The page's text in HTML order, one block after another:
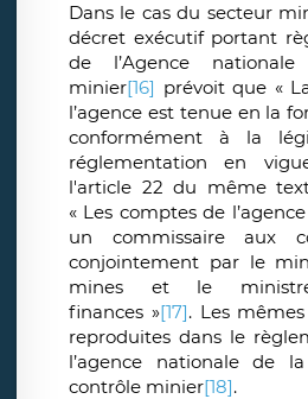
Dans le cas du secteur
décret exécutif portant
de l’Agence
minier[16] prévoit que «
l’agence est tenue en la
conformément à la
réglementation en
l'article 22 du même
« Les comptes de
un commissaire aux
conjointement par le
mines et le
finances »[17]. Les
reproduites dans le
l’agence nationale de
contrôle minier[18].